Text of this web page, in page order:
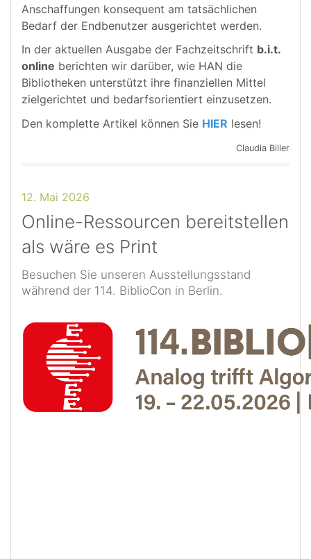
Anschaffungen konsequent am tatsächlichen
Bedarf der Endbenutzer ausgerichtet werden.
In der aktuellen Ausgabe der Fachzeitschrift b.i.t.
online berichten wir darüber, wie HAN die
Bibliotheken unterstützt ihre finanziellen Mittel
zielgerichtet und bedarfsorientiert einzusetzen.
Den komplette Artikel können Sie HIER lesen!
Claudia Biller
12. Mai 2026
Online-Ressourcen bereitstellen
als wäre es Print
Besuchen Sie unseren Ausstellungsstand
während der 114. BiblioCon in Berlin.